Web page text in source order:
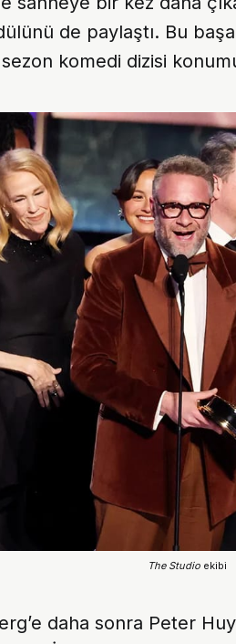
de paylaştı. Bu
komedi dizisi
The Studio ekibi
daha sonra Peter